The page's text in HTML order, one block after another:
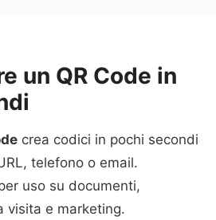
un QR Code in
crea codici in pochi secondi
telefono o email.
uso su documenti,
visita e marketing.